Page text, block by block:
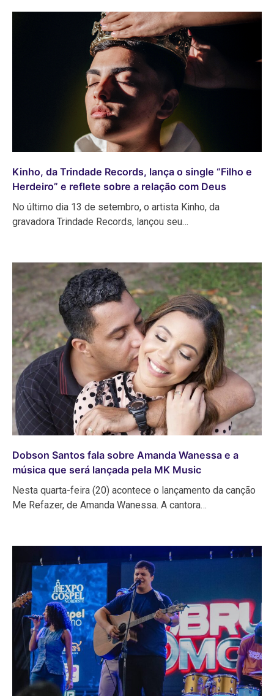
Kinho, da Trindade Records, lança o single “Filho e
Herdeiro” e reflete sobre a relação com Deus
No último dia 13 de setembro, o artista Kinho, da
gravadora Trindade Records, lançou seu…
Dobson Santos fala sobre Amanda Wanessa e a
música que será lançada pela MK Music
Nesta quarta-feira (20) acontece o lançamento da canção
Me Refazer, de Amanda Wanessa. A cantora…